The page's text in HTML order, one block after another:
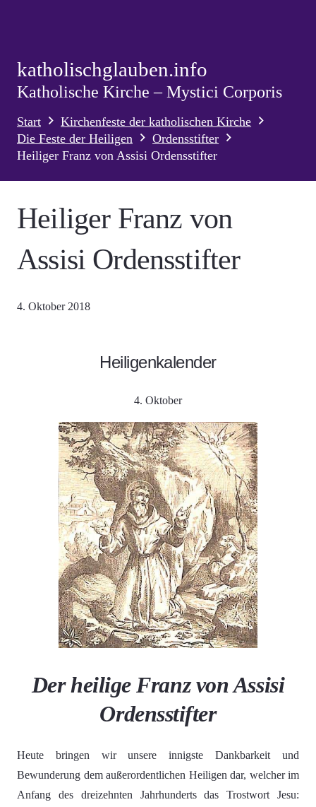
katholischglauben.info
Katholische Kirche – Mystici Corporis
Start
Kirchenfeste der katholischen Kirche
Die Feste der Heiligen
Ordensstifter
Heiliger Franz von Assisi Ordensstifter
Heiliger Franz von
Assisi Ordensstifter
4. Oktober 2018
Heiligenkalender
4. Oktober
Der heilige Franz von Assisi
Ordensstifter
Heute bringen wir unsere innigste Dankbarkeit und
Bewunderung dem außerordentlichen Heiligen dar, welcher im
Anfang des dreizehnten Jahrhunderts das Trostwort Jesu: